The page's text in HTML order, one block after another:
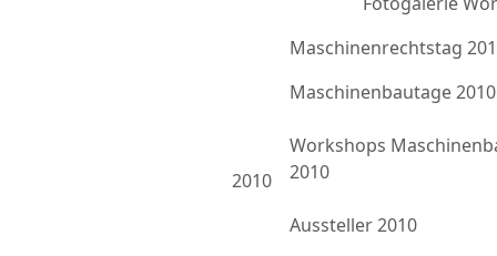
2010
Maschinenrechtstag
Maschinenbautage 2010
Workshops
2010
Aussteller 2010